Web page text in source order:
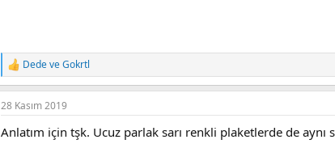
R
e
a
c
i
DedeveGokrtl
28 Kasım 2019
Anlatım için tşk. Ucuz parlak sarı renkli plaketlerde de aynı